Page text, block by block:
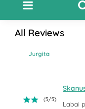
All Reviews
Jurgita
(5/5)
Labai